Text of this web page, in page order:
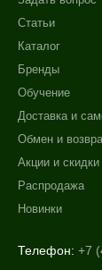
Статьи
Каталог
Бренды
Обучение
Доставка и
Обмен и
Акции и скидки
Распродажа
Новинки
Телефон: +7